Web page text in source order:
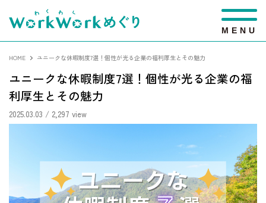
M E N U
HOME ユニークな休暇制度7選！個性が光る企業の福利厚生とその魅力
ユニークな休暇制度7選！個性が光る企業の福
利厚生とその魅力
2025.03.03 / 2,297 view